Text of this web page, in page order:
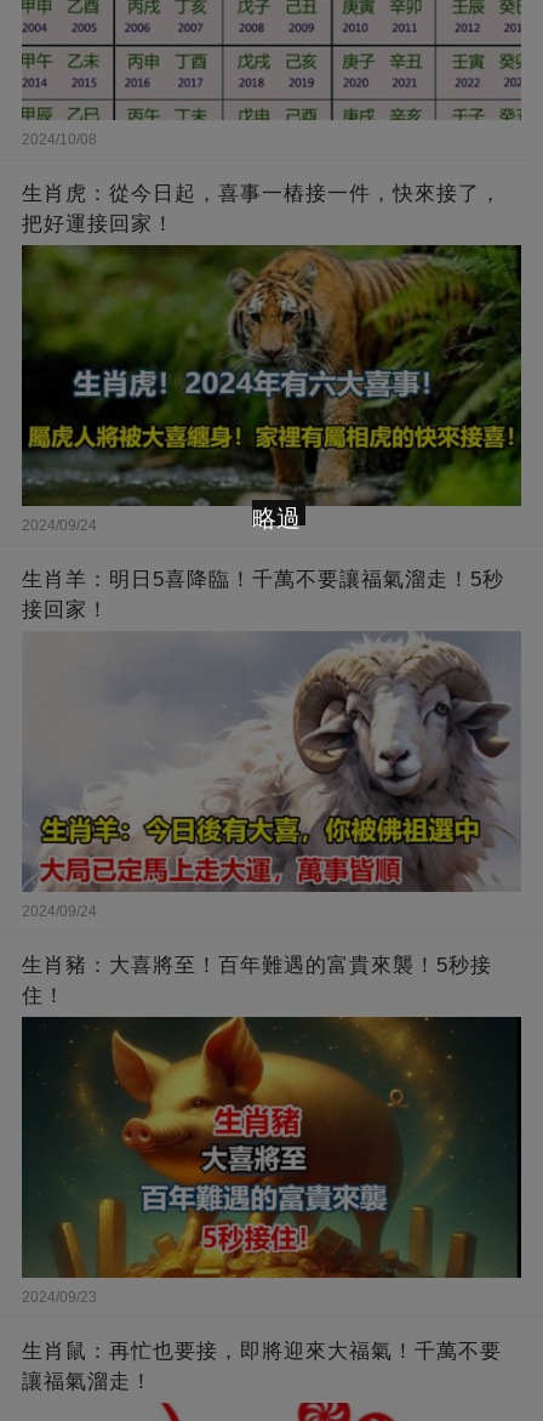
2024/10/08
生肖虎：從今日起，喜事一樁接一件，快來接了，
把好運接回家！
2024/09/24
生肖羊：明日5喜降臨！千萬不要讓福氣溜走！5秒
接回家！
2024/09/24
生肖豬：大喜將至！百年難遇的富貴來襲！5秒接
住！
2024/09/23
生肖鼠：再忙也要接，即將迎來大福氣！千萬不要
讓福氣溜走！
略過